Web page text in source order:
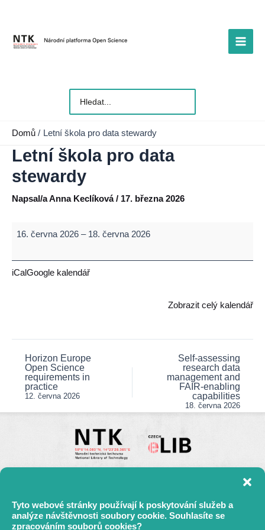
Tyto webové stránky používají k poskytování služeb a
analýze návštěvnosti soubory cookie. Souhlasíte se
zpracováním souborů cookies?
obsah
Main
pro:
Domů Letní škola pro data stewardy
Letní škola pro data
stewardy
Napsal/aAnna Keclíková/ 17. března 2026
Letní
data
16. června 2026 – 18. června 2026
iCalGoogle kalendář
Zobrazit celý kalendář
Post
navigation
Horizon Europe
Open Science
requirements in
practice
12. června 2026
Self-assessing
research data
management and
FAIR-enabling
capabilities
18. června 2026